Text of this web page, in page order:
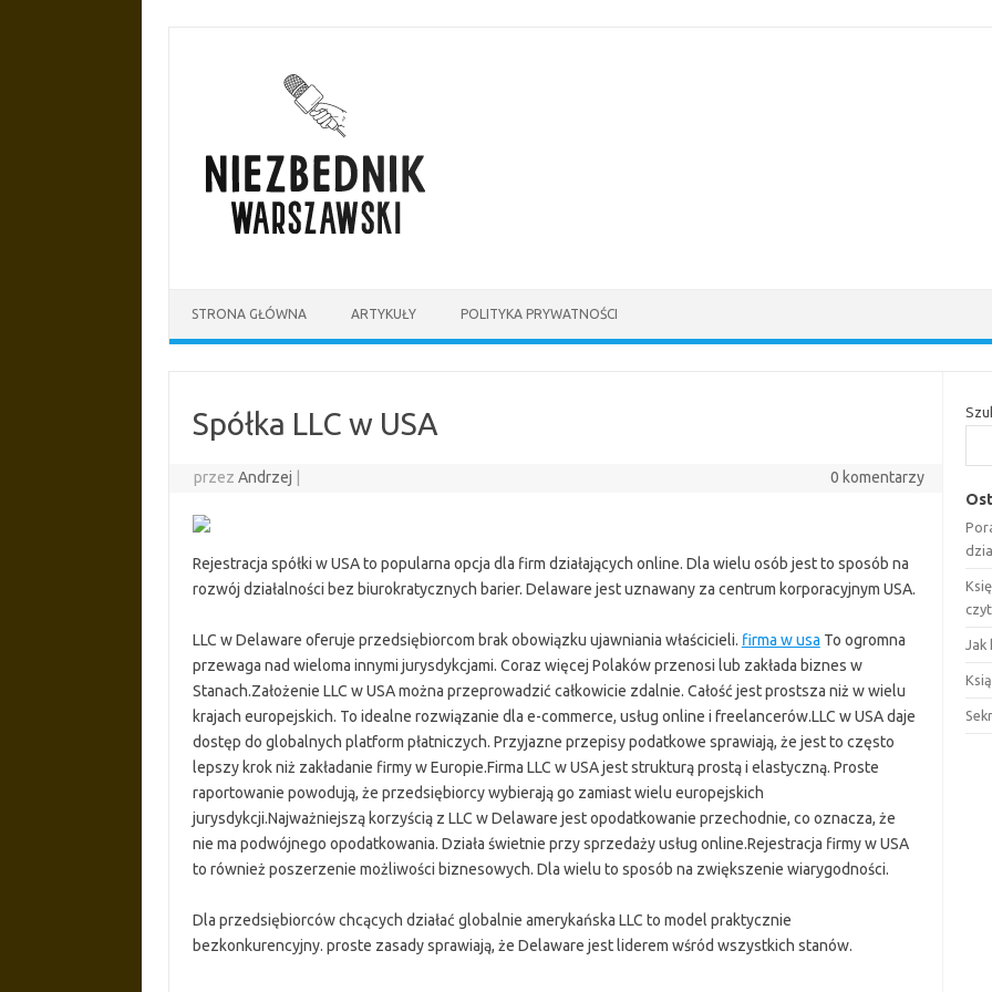
STRONA GŁÓWNA ARTYKUŁY POLITYKA PRYWATNOŚCI
Spółka LLC w USA
przezAndrzej 0 komentarzy
Rejestracja spółki w USA to popularna opcja dla firm działających online. Dla wielu osób jest to sposób na
rozwój działalności bez biurokratycznych barier. Delaware jest uznawany za centrum korporacyjnym USA.
LLC w Delaware oferuje przedsiębiorcom brak obowiązku ujawniania właścicieli. firma w usa To ogromna
przewaga nad wieloma innymi jurysdykcjami. Coraz więcej Polaków przenosi lub zakłada biznes w
Stanach.Założenie LLC w USA można przeprowadzić całkowicie zdalnie. Całość jest prostsza niż w wielu
krajach europejskich. To idealne rozwiązanie dla e-commerce, usług online i freelancerów.LLC w USA daje
dostęp do globalnych platform płatniczych. Przyjazne przepisy podatkowe sprawiają, że jest to często
lepszy krok niż zakładanie firmy w Europie.Firma LLC w USA jest strukturą prostą i elastyczną. Proste
raportowanie powodują, że przedsiębiorcy wybierają go zamiast wielu europejskich
jurysdykcji.Najważniejszą korzyścią z LLC w Delaware jest opodatkowanie przechodnie, co oznacza, że
nie ma podwójnego opodatkowania. Działa świetnie przy sprzedaży usług online.Rejestracja firmy w USA
to również poszerzenie możliwości biznesowych. Dla wielu to sposób na zwiększenie wiarygodności.
Dla przedsiębiorców chcących działać globalnie amerykańska LLC to model praktycznie
bezkonkurencyjny. proste zasady sprawiają, że Delaware jest liderem wśród wszystkich stanów.
Jak